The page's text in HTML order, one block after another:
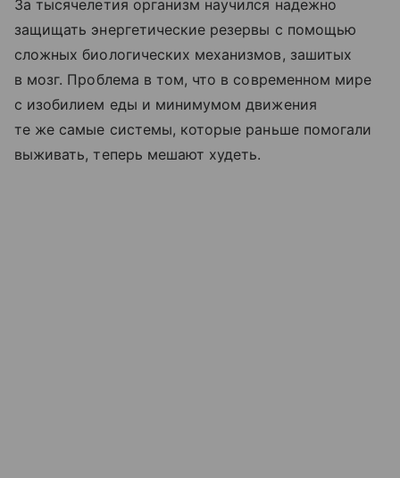
За тысячелетия организм научился надежно
защищать энергетические резервы с помощью
сложных биологических механизмов, зашитых
в мозг. Проблема в том, что в современном мире
с изобилием еды и минимумом движения
те же самые системы, которые раньше помогали
выживать, теперь мешают худеть.